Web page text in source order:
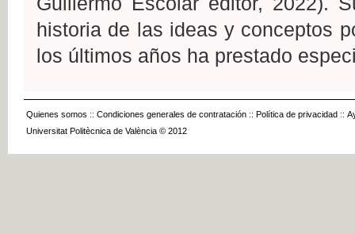
historia de las ideas y conceptos
los últimos años ha prestado
Quienes somos :: Condiciones generales de contratación :: Política de privacidad ::
Universitat Politècnica de València © 2012